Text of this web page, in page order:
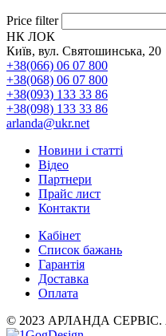
Price filter
НК ЛОК
Київ, вул. Святошинська, 20
+38(066) 06 07 800
+38(068) 06 07 800
+38(093) 133 33 86
+38(098) 133 33 86
arlanda@ukr.net
Новини і статті
Відео
Партнери
Прайс лист
Контакти
Кабінет
Список бажань
Гарантія
Доставка
Оплата
© 2023 АРЛАНДА СЕРВІС.